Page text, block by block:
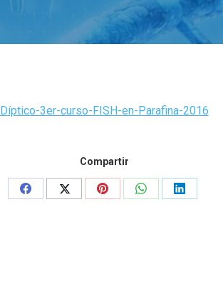
Díptico-3er-curso-FISH-en-Parafina-2016
Compartir
Share
Share
Share
Share
Share